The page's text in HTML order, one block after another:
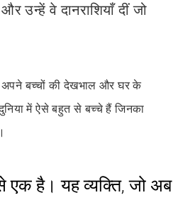
उन्हें वे दानराशियाँ दीं जो
अपने बच्चों की देखभाल और घर के
में ऐसे बहुत से बच्चे हैं जिनका
एक है। यह व्यक्ति, जो अब